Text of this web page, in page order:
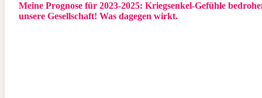
Meine Prognose für 2023-2025: Kriegsenkel-Gefühle
unsere Gesellschaft! Was dagegen wirkt.